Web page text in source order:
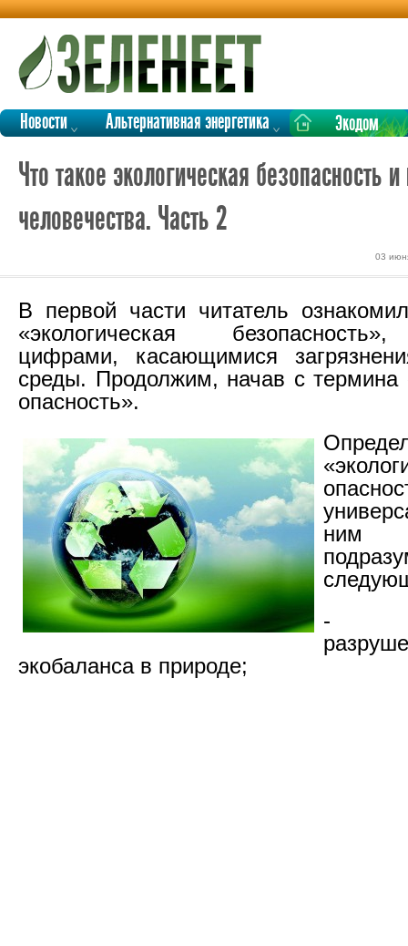
Новости Альтернативная энергетика Экодом
Что такое экологическая
человечества. Часть 2
03
В первой части читатель
«экологическая
цифрами, касающимися
среды. Продолжим, начав с термина
опасность».
-
экобаланса в природе;